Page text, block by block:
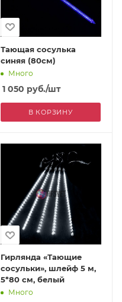
Тающая сосулька
синяя (80см)
Много
1 050 руб./шт
В КОРЗИНУ
Гирлянда «Тающие
сосульки», шлейф 5 м,
5*80 см, белый
Много